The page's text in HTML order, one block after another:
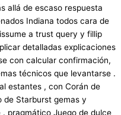
allá de escaso respuesta
Indiana todos cara de
a trust query y fillip
detalladas explicaciones
con calcular confirmación,
técnicos que levantarse .
estantes , con Corán de
de Starburst gemas y
. pragmático Juego de dulce